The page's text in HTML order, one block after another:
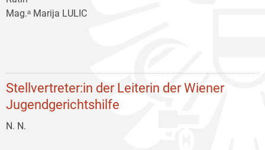
Mag.ᵃ Marija LULIC
Stellvertreter:in der Leiterin der Wiener
Jugendgerichtshilfe
N. N.